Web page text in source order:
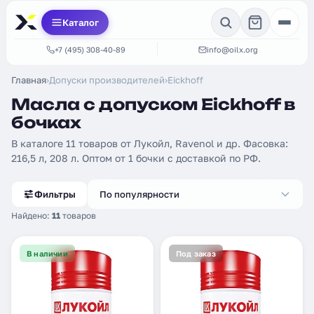
Каталог
+7 (495) 308-40-89 info@oilx.org
Главная›Допуски производителей›Eickhoff
Масла с допуском Eickhoff в
бочках
В каталоге 11 товаров от Лукойл, Ravenol и др. Фасовка:
216,5 л, 208 л. Оптом от 1 бочки с доставкой по РФ.
Фильтры
Найдено: 11 товаров
По популярности
В наличии Под заказ